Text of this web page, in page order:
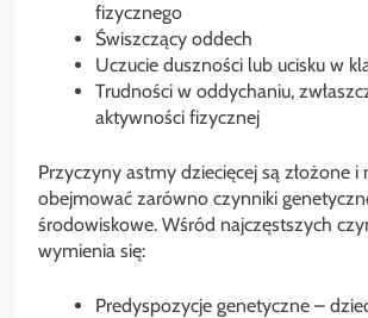
fizycznego
Świszczący oddech
Uczucie duszności lub ucisku w
Trudności w oddychaniu,
aktywności fizycznej
Przyczyny astmy dziecięcej są złożone i
obejmować zarówno czynniki
środowiskowe. Wśród najczęstszych
wymienia się:
Predyspozycje genetyczne –